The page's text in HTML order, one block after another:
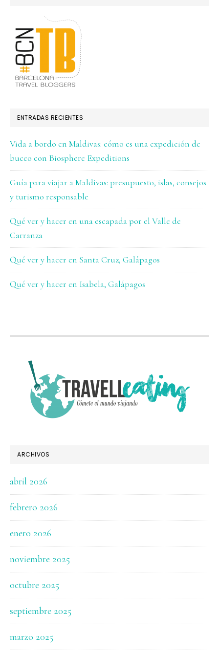
ENTRADAS RECIENTES
Vida a bordo en Maldivas: cómo es una expedición de
buceo con Biosphere Expeditions
Guía para viajar a Maldivas: presupuesto, islas, consejos
y turismo responsable
Qué ver y hacer en una escapada por el Valle de
Carranza
Qué ver y hacer en Santa Cruz, Galápagos
Qué ver y hacer en Isabela, Galápagos
FOOTER
ARCHIVOS
abril 2026
febrero 2026
enero 2026
noviembre 2025
octubre 2025
septiembre 2025
marzo 2025